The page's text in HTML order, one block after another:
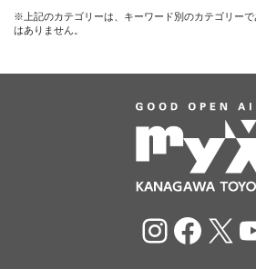
※上記のカテゴリーは、キーワード別のカテゴリー
はありません。
X